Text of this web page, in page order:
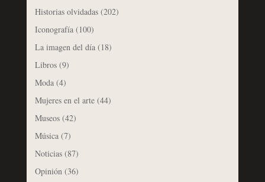
Historias olvidadas(202)
Iconografía(100)
La imagen del día(18)
Libros(9)
Moda(4)
Mujeres en el arte(44)
Museos(42)
Música(7)
Noticias(87)
Opinión(36)